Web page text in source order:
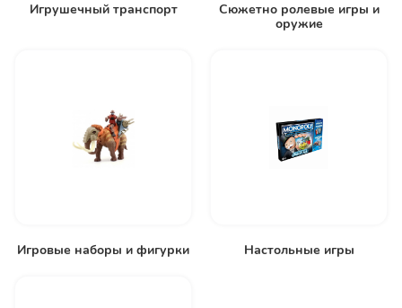
Игрушечный транспорт
Сюжетно ролевые игры и
оружие
Игровые наборы и фигурки Настольные игры